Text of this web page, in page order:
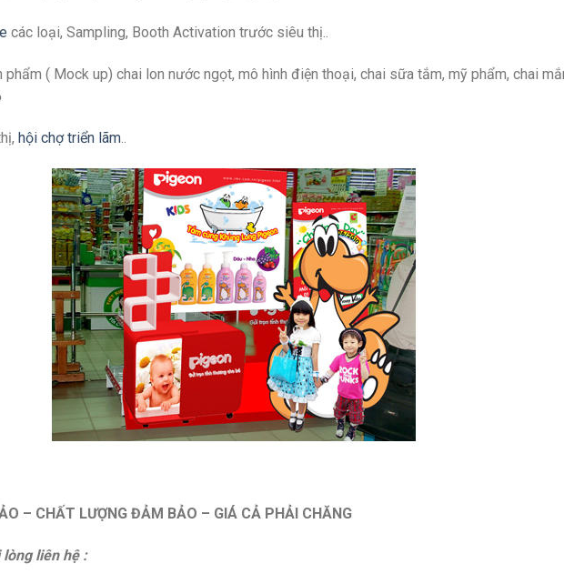
các loại, Sampling, Booth Activation trước siêu thị..
phẩm ( Mock up) chai lon nước ngọt, mô hình điện thoại, chai sữa tắm, mỹ phẩm, chai
hội chợ triển lãm..
– CHẤT LƯỢNG ĐẢM BẢO – GIÁ CẢ PHẢI CHĂNG
liên hệ :